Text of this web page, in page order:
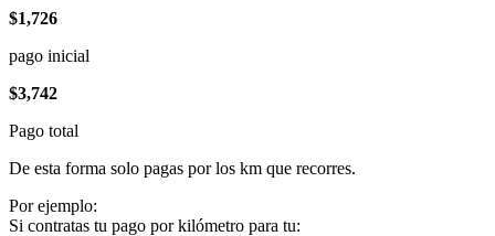
$1,726
pago inicial
$3,742
Pago total
De esta forma solo pagas por los km que recorres.
Por ejemplo:
Si contratas tu pago por kilómetro para tu: